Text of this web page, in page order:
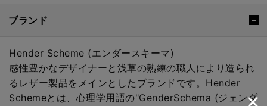
ブランド
Hender Scheme (エンダースキーマ)
感性豊かなデザイナーと浅草の熟練の職人により造られ
るレザー製品をメインとしたブランドです。Hender
Schemeとは、心理学用語の"GenderSchema (ジェンダ